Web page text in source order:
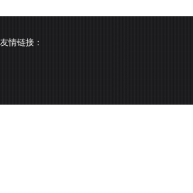
友情链接：